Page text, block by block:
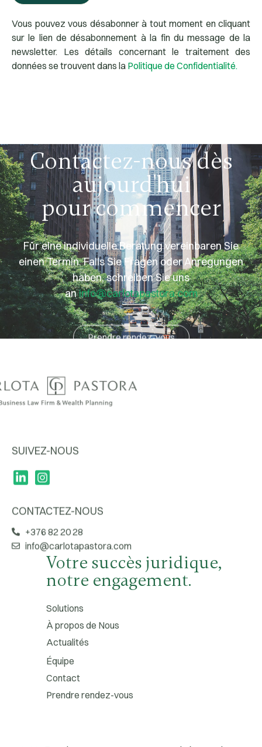
Vous pouvez vous désabonner à tout moment en cliquant
sur le lien de désabonnement à la fin du message de la
newsletter. Les détails concernant le traitement des
données se trouvent dans la Politique de Confidentialité.
Contactez-nous dès
aujourd'hui
pour commencer
Für eine individuelle Beratung vereinbaren Sie
einen Termin. Falls Sie Fragen oder Anregungen
haben, schreiben Sie uns
aninfo@carlotapastora.com
Prendre rendez-vous
+376 82 20 28
info@carlotapastora.com
Votre succès juridique,
notre engagement.
Solutions
À propos de Nous
Actualités
Contact
Prendre rendez-vous